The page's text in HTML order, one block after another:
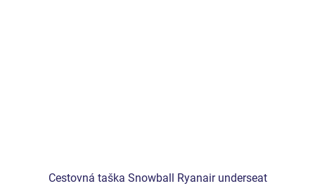
Cestovná taška Snowball Ryanair underseat